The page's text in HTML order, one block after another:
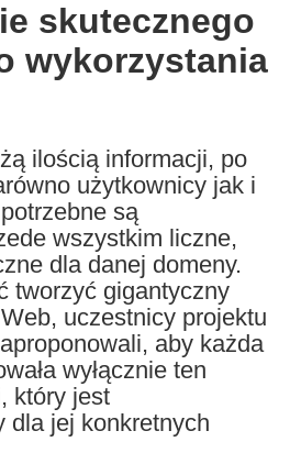
skutecznego
wykorzystania
ilością informacji, po
użytkownicy jak i
są
wszystkim liczne,
dla danej domeny.
tworzyć gigantyczny
uczestnicy projektu
aby każda
wyłącznie ten
który jest
dla jej konkretnych